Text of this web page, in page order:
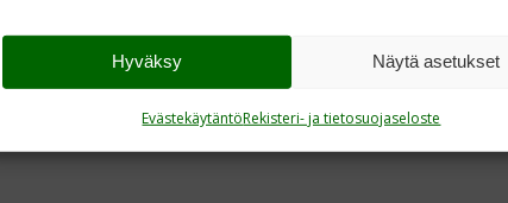
Hyväksy Näytä asetukset
EvästekäytäntöRekisteri- ja tietosuojaseloste